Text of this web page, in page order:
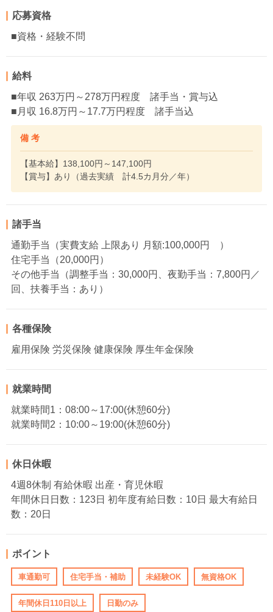
応募資格
■資格・経験不問
給料
■年収 263万円～278万円程度 諸手当・賞与込
■月収 16.8万円～17.7万円程度 諸手当込
備 考
【基本給】138,100円～147,100円
【賞与】あり（過去実績 計4.5カ月分／年）
諸手当
通勤手当（実費支給 上限あり 月額:100,000円 ）
住宅手当（20,000円）
その他手当（調整手当：30,000円、夜勤手当：7,800円／
回、扶養手当：あり）
各種保険
雇用保険 労災保険 健康保険 厚生年金保険
就業時間
就業時間1：08:00～17:00(休憩60分)
就業時間2：10:00～19:00(休憩60分)
休日休暇
4週8休制 有給休暇 出産・育児休暇
年間休日日数：123日 初年度有給日数：10日 最大有給日
数：20日
ポイント
車通勤可 住宅手当・補助 未経験OK 無資格OK
年間休日110日以上 日勤のみ